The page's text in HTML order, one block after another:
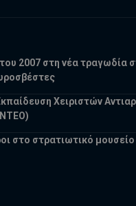
2007 στη νέα τραγωδία
Χειριστών
στο στρατιωτικό